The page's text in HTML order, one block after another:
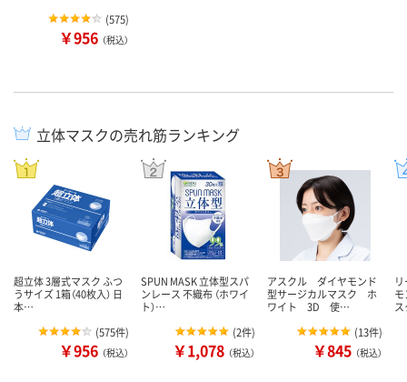
(575)
￥956 （税込）
立体マスクの売れ筋ランキング
超立体 3層式マスク ふつ
うサイズ 1箱（40枚入） 日
本…
(575件)
￥956 （税込）
SPUN MASK 立体型スパ
ンレース 不織布 （ホワイ
ト）…
(2件)
￥1,078 （税込）
アスクル ダイヤモンド
型サージカルマスク ホ
ワイト 3D 使…
(13件)
￥845 （税込）